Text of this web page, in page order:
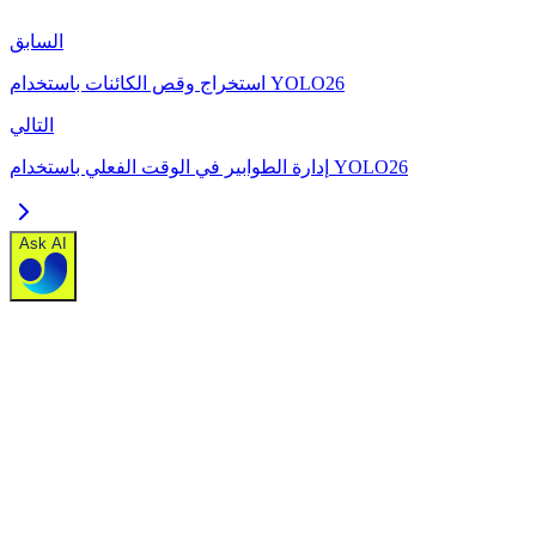
السابق
استخراج وقص الكائنات باستخدام YOLO26
التالي
إدارة الطوابير في الوقت الفعلي باستخدام YOLO26
Ask AI